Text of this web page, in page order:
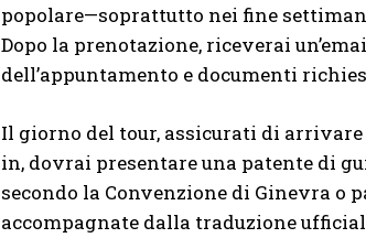
popolare—soprattutto nei fine
Dopo la prenotazione, riceverai
dell’appuntamento e documenti
Il giorno del tour, assicurati di
in, dovrai presentare una patente di
secondo la Convenzione di Ginevra o
accompagnate dalla traduzione